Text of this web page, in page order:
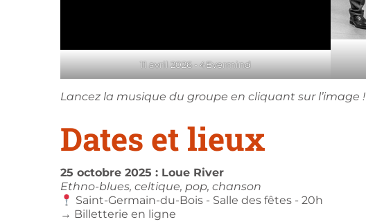
11 avril 2026 - 4Evermind
Lancez la musique du groupe en cliquant sur l’image !
Dates et lieux
25 octobre 2025 : Loue River
Ethno-blues, celtique, pop, chanson
Saint-Germain-du-Bois - Salle des fêtes - 20h
→ Billetterie en ligne